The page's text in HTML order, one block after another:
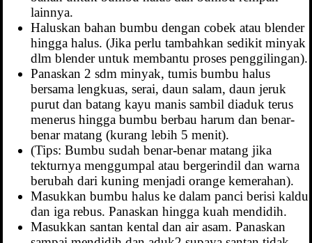
lainnya.
Haluskan bahan bumbu dengan cobek atau blender
hingga halus. (Jika perlu tambahkan sedikit minyak
dlm blender untuk membantu proses penggilingan).
Panaskan 2 sdm minyak, tumis bumbu halus
bersama lengkuas, serai, daun salam, daun jeruk
purut dan batang kayu manis sambil diaduk terus
menerus hingga bumbu berbau harum dan benar-
benar matang (kurang lebih 5 menit).
(Tips: Bumbu sudah benar-benar matang jika
tekturnya menggumpal atau bergerindil dan warna
berubah dari kuning menjadi orange kemerahan).
Masukkan bumbu halus ke dalam panci berisi kaldu
dan iga rebus. Panaskan hingga kuah mendidih.
Masukkan santan kental dan air asam. Panaskan